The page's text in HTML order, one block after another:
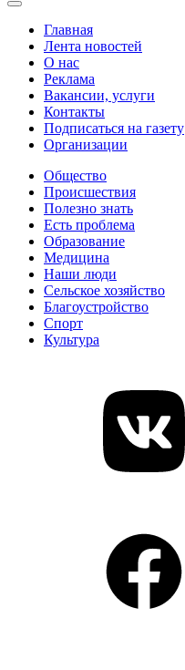
Главная
Лента новостей
О нас
Реклама
Вакансии, услуги
Контакты
Подписаться на газету
Организации
Общество
Происшествия
Полезно знать
Есть проблема
Образование
Медицина
Наши люди
Сельское хозяйство
Благоустройство
Спорт
Культура